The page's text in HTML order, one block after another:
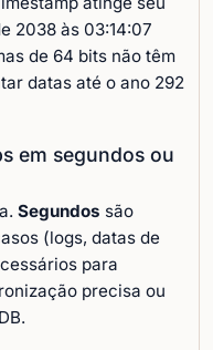
2038 às 03:14:07
de 64 bits não têm
datas até o ano 292
em segundos ou
Segundos são
(logs, datas de
para
precisa ou